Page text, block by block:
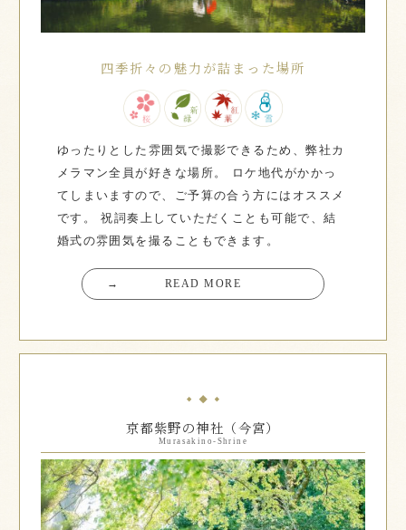
四季折々の魅力が詰まった場所
ゆったりとした雰囲気で撮影できるため、弊社カ
メラマン全員が好きな場所。
ロケ地代がかかっ
てしまいますので、ご予算の合う方にはオススメ
です。
祝詞奏上していただくことも可能で、結
婚式の雰囲気を撮ることもできます。
→ READ MORE
京都紫野の神社（今宮）
Murasakino-Shrine